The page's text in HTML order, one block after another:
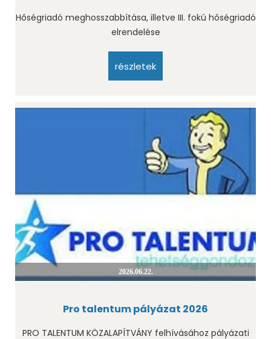
Hőségriadó meghosszabbítása, illetve III. fokú hőségriadó
elrendelése
részletek
2026.06.22.
Pro talentum pályázat 2026
PRO TALENTUM KÖZALAPÍTVÁNY felhívásához pályázati